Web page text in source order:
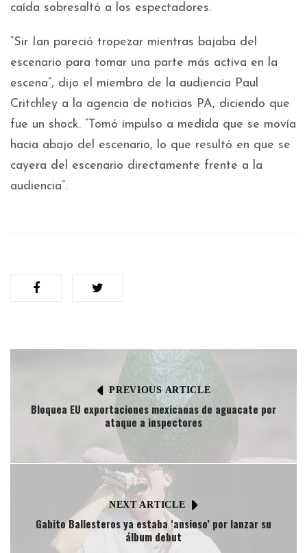
caída sobresaltó a los espectadores.
“Sir Ian pareció tropezar mientras bajaba del
escenario para tomar una parte más activa en la
escena”, dijo el miembro de la audiencia Paul
Critchley a la agencia de noticias PA, diciendo que
fue un shock. “Tomó impulso a medida que se movía
hacia abajo del escenario, lo que resultó en que se
cayera del escenario directamente frente a la
audiencia”.
PREVIOUS ARTICLE
Bloquea EU exportaciones mexicanas de aguacate por
ataque a inspectores
NEXT ARTICLE
Gabito Ballesteros ya estaba ‘ansioso’ por lanzar su
álbum debut